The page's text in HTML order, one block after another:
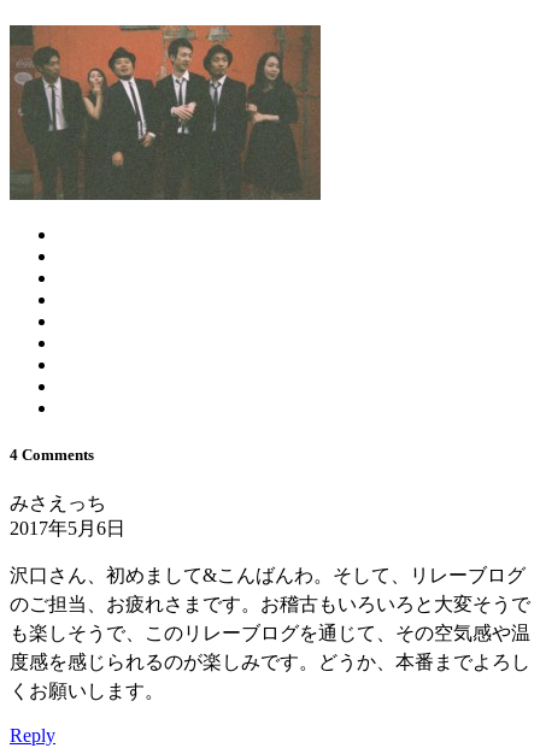
4 Comments
みさえっち
2017年5月6日
沢口さん、初めまして&こんばんわ。そして、リレーブログ
のご担当、お疲れさまです。お稽古もいろいろと大変そうで
も楽しそうで、このリレーブログを通じて、その空気感や温
度感を感じられるのが楽しみです。どうか、本番までよろし
くお願いします。
Reply